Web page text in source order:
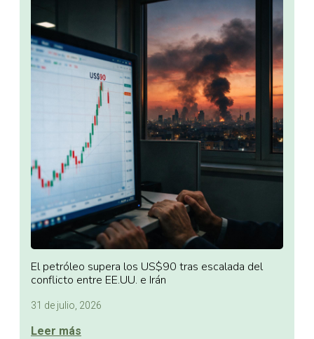
El petróleo supera los US$90 tras escalada del
conflicto entre EE.UU. e Irán
31 de julio, 2026
Leer más